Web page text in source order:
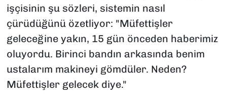
işçisinin şu sözleri, sistemin nasıl
çürüdüğünü özetliyor: "Müfettişler
geleceğine yakın, 15 gün önceden haberimiz
oluyordu. Birinci bandın arkasında benim
ustalarım makineyi gömdüler. Neden?
Müfettişler gelecek diye."